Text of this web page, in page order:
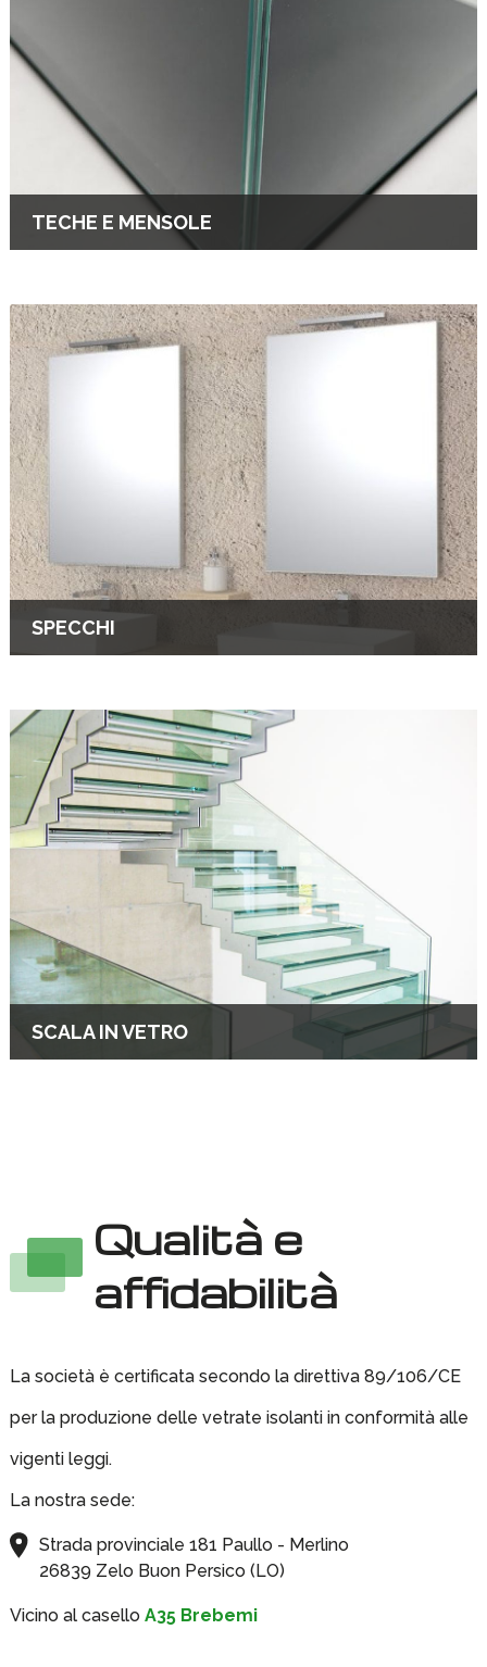
TECHE E MENSOLE
SPECCHI
SCALA IN VETRO
Qualità e
affidabilità
La società è certificata secondo la direttiva 89/106/CE
per la produzione delle vetrate isolanti in conformità alle
vigenti leggi.
La nostra sede:
Strada provinciale 181 Paullo - Merlino
26839 Zelo Buon Persico (LO)
Vicino al casello A35 Brebemi